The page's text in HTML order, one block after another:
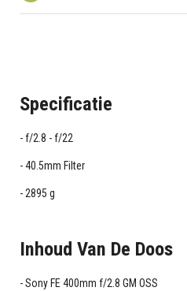
Specificatie
f/2.8 - f/22
40.5mm Filter
2895 g
Inhoud Van De Doos
Sony FE 400mm f/2.8 GM OSS